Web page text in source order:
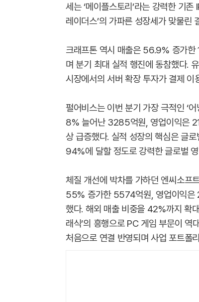
세는 ‘메이플스토리’라는 강력한 기
레이더스’의 가파른 성장세가 맞물린
크래프톤 역시 매출은 56.9% 증가
며 분기 최대 실적 행진에 동참했다.
시장에서의 서버 확장 투자가 결제
펄어비스는 이번 분기 가장 극적인 ‘
8% 늘어난 3285억원, 영업이익은
상 급증했다. 실적 성장의 핵심은 글로
94%에 달할 정도로 강력한 글로벌
체질 개선에 박차를 가하던 엔씨소프
55% 증가한 5574억원, 영업이익은
했다. 해외 매출 비중을 42%까지 확
래식’의 흥행으로 PC 게임 부문이 역
처음으로 연결 반영되며 사업 포트폴